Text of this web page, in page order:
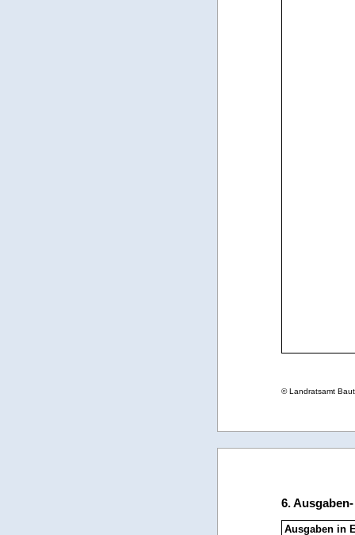
© Landratsamt
6.
Ausgaben in